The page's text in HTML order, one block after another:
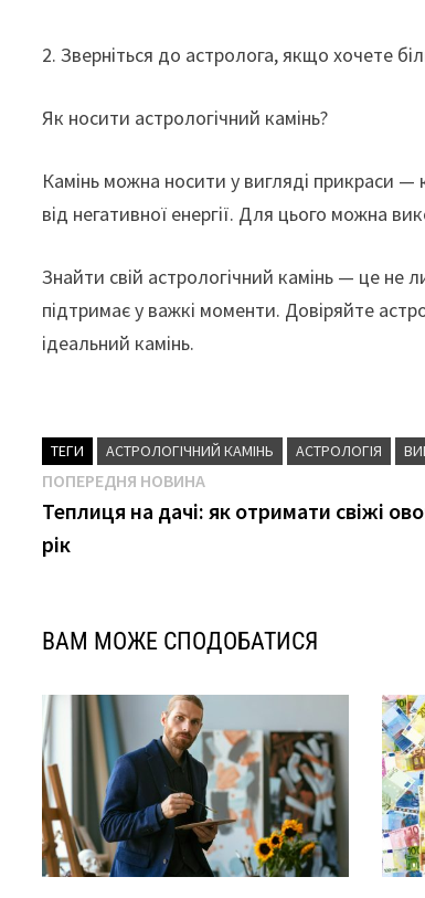
2. Зверніться до астролога, якщо хочете
Як носити астрологічний камінь?
Камінь можна носити у вигляді прикраси
від негативної енергії. Для цього можна
Знайти свій астрологічний камінь — це
підтримає у важкі моменти. Довіряйте
ідеальний камінь.
ТЕГИ АСТРОЛОГІЧНИЙ КАМІНЬ АСТРОЛОГІЯ
Навігація
записів
ПОПЕРЕДНЯ НОВИНАПопередня
новина
Теплиця на дачі: як отримати свіжі
рік
ВАМ МОЖЕ СПОДОБАТИСЯ